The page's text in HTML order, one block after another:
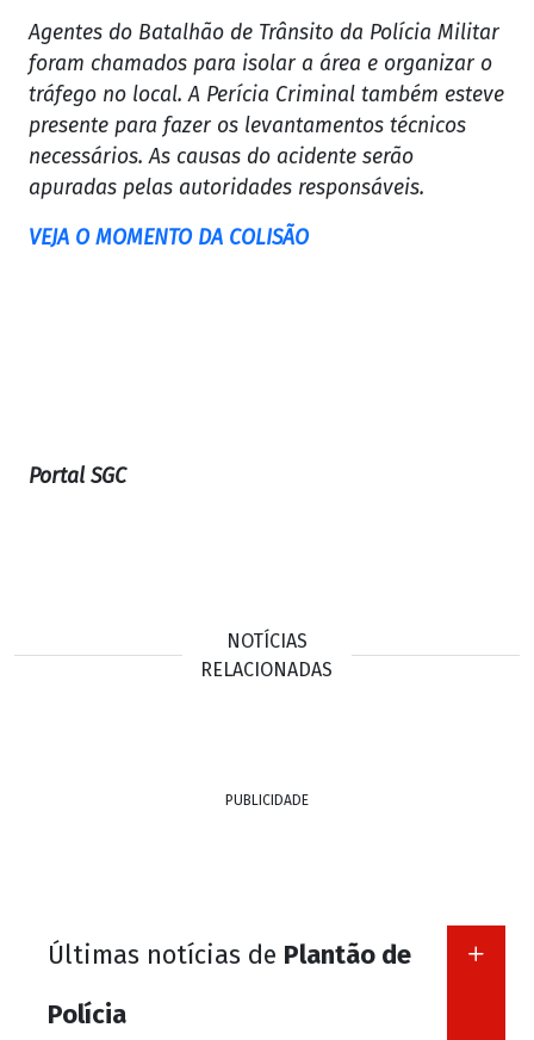
Agentes do Batalhão de Trânsito da Polícia Militar
foram chamados para isolar a área e organizar o
tráfego no local. A Perícia Criminal também esteve
presente para fazer os levantamentos técnicos
necessários. As causas do acidente serão
apuradas pelas autoridades responsáveis.
VEJA O MOMENTO DA COLISÃO
Portal SGC
NOTÍCIAS
RELACIONADAS
PUBLICIDADE
Últimas notícias de Plantão de
Polícia